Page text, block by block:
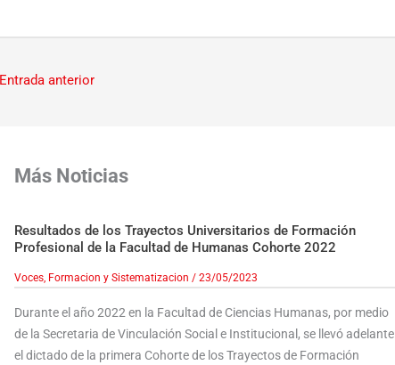
Entrada anterior
Más Noticias
Resultados de los Trayectos Universitarios de Formación
Profesional de la Facultad de Humanas Cohorte 2022
Voces, Formacion y Sistematizacion / 23/05/2023
Durante el año 2022 en la Facultad de Ciencias Humanas, por medio
de la Secretaria de Vinculación Social e Institucional, se llevó adelante
el dictado de la primera Cohorte de los Trayectos de Formación